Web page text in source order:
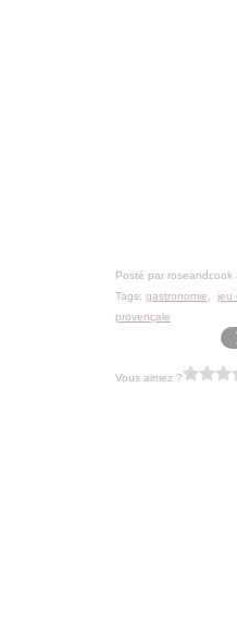
Posté par roseandcook
Tags: gastronomie jeu
provençale
Vous aimez ?